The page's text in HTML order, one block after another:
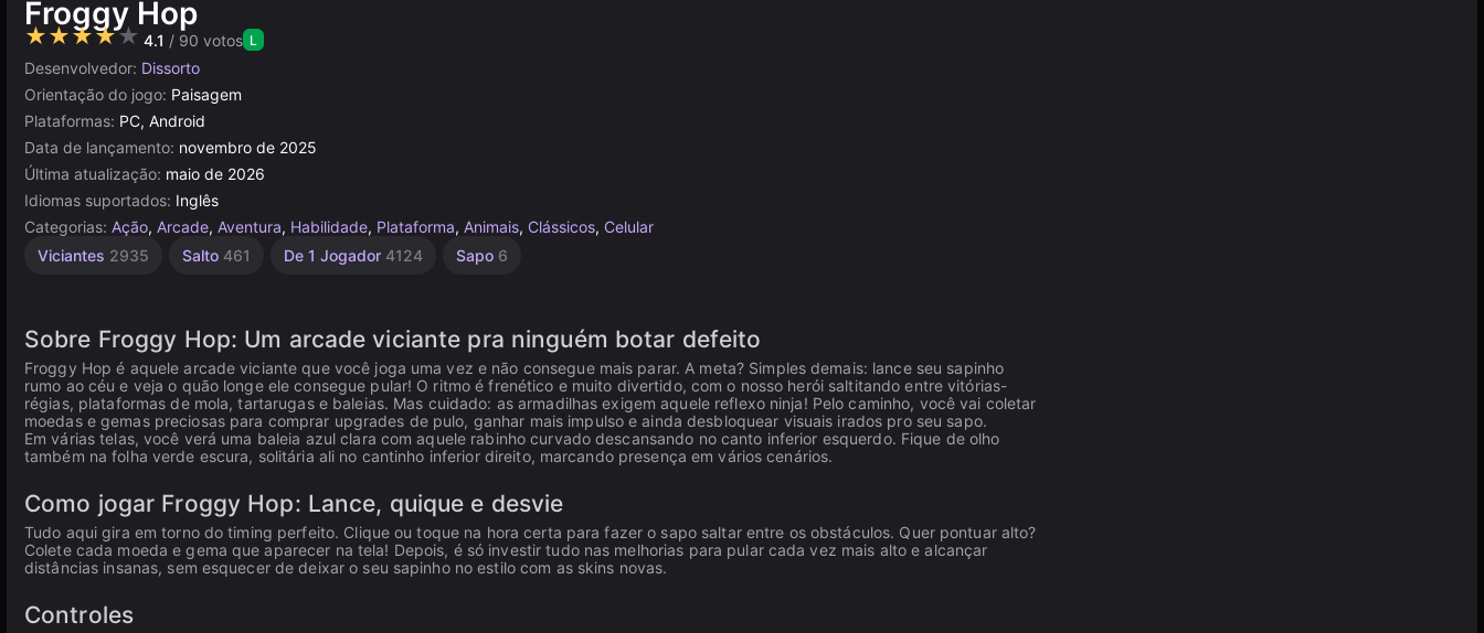
Froggy Hop
★★★★★ 4.1 / 90 votos L
Desenvolvedor: Dissorto
Orientação do jogo: Paisagem
Plataformas: PC, Android
Data de lançamento: novembro de 2025
Última atualização: maio de 2026
Idiomas suportados: Inglês
Categorias: Ação, Arcade, Aventura, Habilidade, Plataforma, Animais, Clássicos, Celular
Viciantes 2935 Salto 461 De 1 Jogador 4124 Sapo 6
Sobre Froggy Hop: Um arcade viciante pra ninguém botar defeito
Froggy Hop é aquele arcade viciante que você joga uma vez e não consegue mais parar. A meta? Simples demais: lance seu sapinho
rumo ao céu e veja o quão longe ele consegue pular! O ritmo é frenético e muito divertido, com o nosso herói saltitando entre vitórias-
régias, plataformas de mola, tartarugas e baleias. Mas cuidado: as armadilhas exigem aquele reflexo ninja! Pelo caminho, você vai coletar
moedas e gemas preciosas para comprar upgrades de pulo, ganhar mais impulso e ainda desbloquear visuais irados pro seu sapo.
Em várias telas, você verá uma baleia azul clara com aquele rabinho curvado descansando no canto inferior esquerdo. Fique de olho
também na folha verde escura, solitária ali no cantinho inferior direito, marcando presença em vários cenários.
Como jogar Froggy Hop: Lance, quique e desvie
Tudo aqui gira em torno do timing perfeito. Clique ou toque na hora certa para fazer o sapo saltar entre os obstáculos. Quer pontuar alto?
Colete cada moeda e gema que aparecer na tela! Depois, é só investir tudo nas melhorias para pular cada vez mais alto e alcançar
distâncias insanas, sem esquecer de deixar o seu sapinho no estilo com as skins novas.
Controles